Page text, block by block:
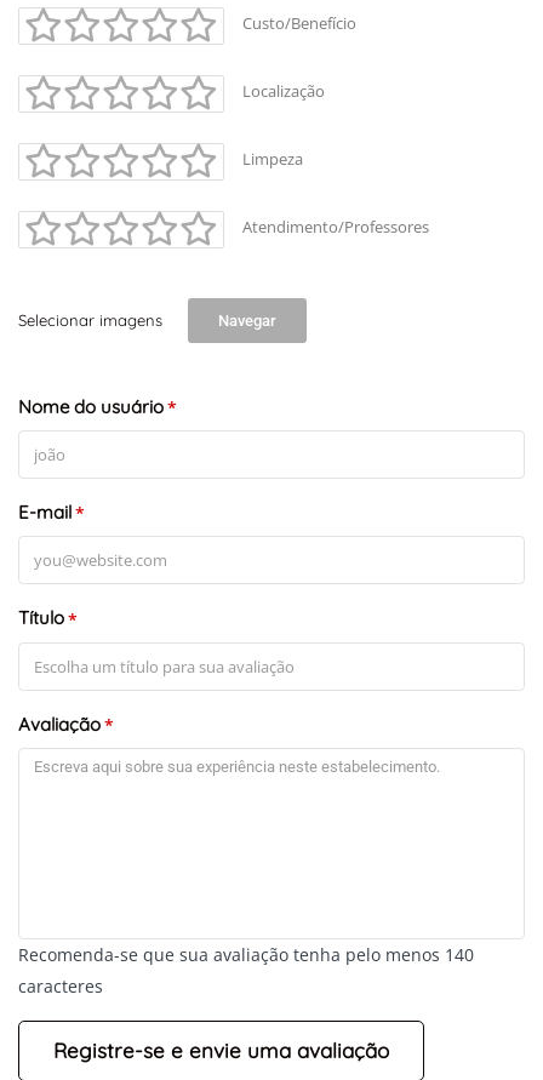
Custo/Benefício
Localização
Limpeza
Atendimento/Professores
Selecionar imagens Navegar
Nome do usuário*
E-mail*
Título*
Avaliação*
Recomenda-se que sua avaliação tenha pelo menos 140
caracteres